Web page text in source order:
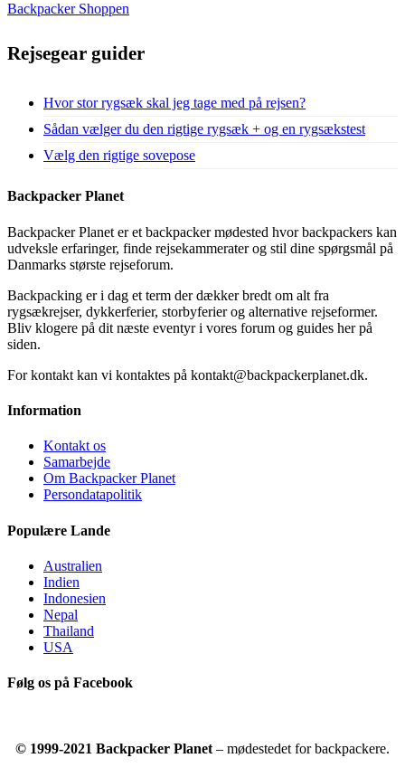
Backpacker Shoppen
Rejsegear guider
Hvor stor rygsæk skal jeg tage med på rejsen?
Sådan vælger du den rigtige rygsæk + og en rygsækstest
Vælg den rigtige sovepose
Backpacker Planet
Backpacker Planet er et backpacker mødested hvor backpackers kan
udveksle erfaringer, finde rejsekammerater og stil dine spørgsmål på
Danmarks største rejseforum.
Backpacking er i dag et term der dækker bredt om alt fra
rygsækrejser, dykkerferier, storbyferier og alternative rejseformer.
Bliv klogere på dit næste eventyr i vores forum og guides her på
siden.
For kontakt kan vi kontaktes på kontakt@backpackerplanet.dk.
Information
Kontakt os
Samarbejde
Om Backpacker Planet
Persondatapolitik
Populære Lande
Australien
Indien
Indonesien
Nepal
Thailand
USA
Følg os på Facebook
© 1999-2021 Backpacker Planet – mødestedet for backpackere.